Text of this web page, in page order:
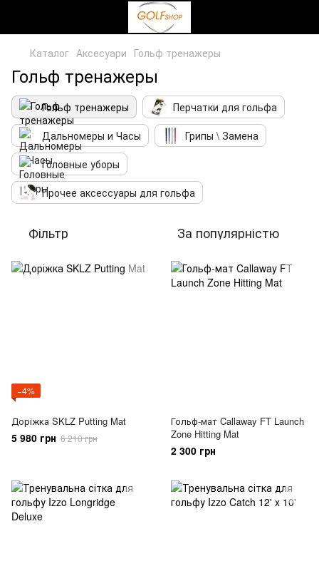
Каталог Аксесуари Гольф тренажеры
Гольф тренажеры
Гольф тренажеры
Перчатки для гольфа
Дальномеры и Часы
Грипы \ Замена
Головные уборы
Прочее аксессуары для гольфа
Фільтр За популярністю
−4%
Доріжка SKLZ Putting Mat
5 980 грн 6 210 грн
Гольф-мат Callaway FT Launch
Zone Hitting Mat
2 300 грн